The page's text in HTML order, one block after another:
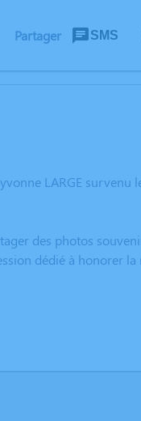
Partager SMS
LARGE
des photos
dédié à honorer